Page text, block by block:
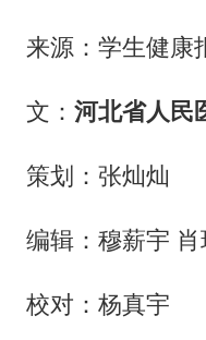
来源：学生健康
文： 河北省人民
策划：张灿灿
编辑：穆薪宇 肖
校对：杨真宇